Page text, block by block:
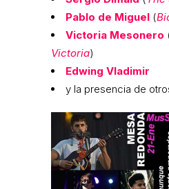
Pablo de Miguel (
Victoria Mesonero
Victoria)
Edwing Vladimir
y la presencia de